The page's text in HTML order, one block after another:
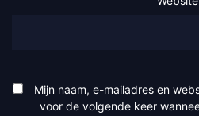
Mijn naam, e-mailadres en
voor de volgende keer